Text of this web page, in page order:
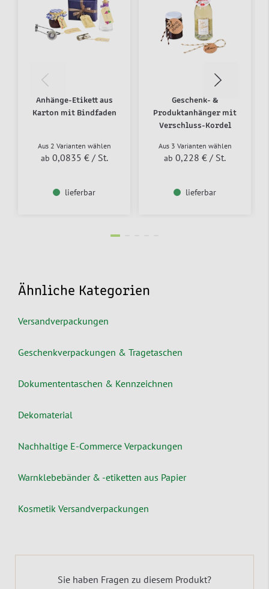
Anhänge-Etikett aus
Karton mit Bindfaden
Aus 2 Varianten wählen
ab 0,0835 € / St.
lieferbar
Geschenk- &
Produktanhänger mit
Verschluss-Kordel
Aus 3 Varianten wählen
ab 0,228 € / St.
lieferbar
Ähnliche Kategorien
Versandverpackungen
Geschenkverpackungen & Tragetaschen
Dokumententaschen & Kennzeichnen
Dekomaterial
Nachhaltige E-Commerce Verpackungen
Warnklebebänder & -etiketten aus Papier
Kosmetik Versandverpackungen
Sie haben Fragen zu diesem Produkt?